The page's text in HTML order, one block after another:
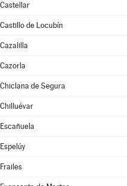
Castellar
Castillo de Locubín
Cazalilla
Cazorla
Chiclana de Segura
Chilluévar
Escañuela
Espelúy
Frailes